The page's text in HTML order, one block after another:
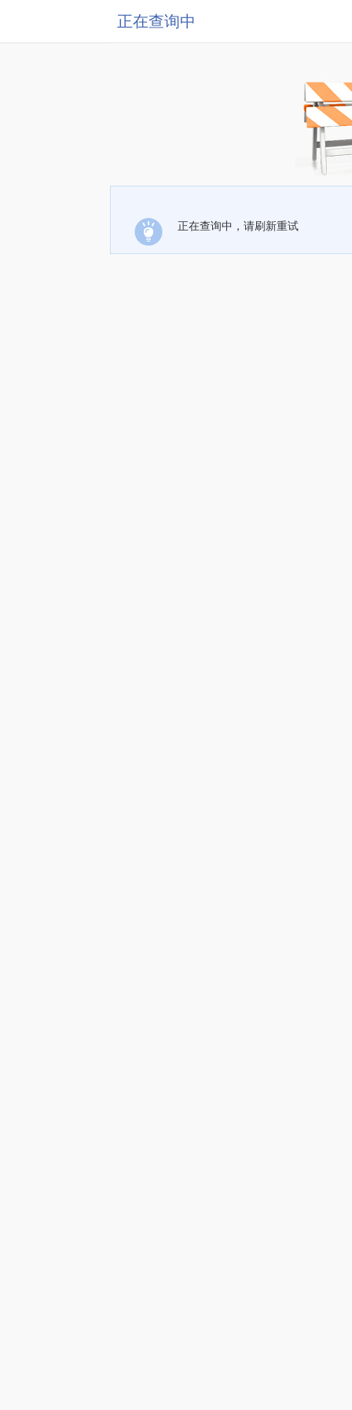
正在查询中
正在查询中，请刷新重试